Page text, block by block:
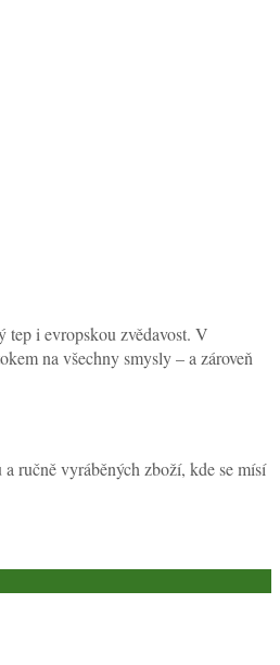
tep i evropskou zvědavost. V
na všechny smysly – a zároveň
ručně vyráběných zboží, kde se mísí